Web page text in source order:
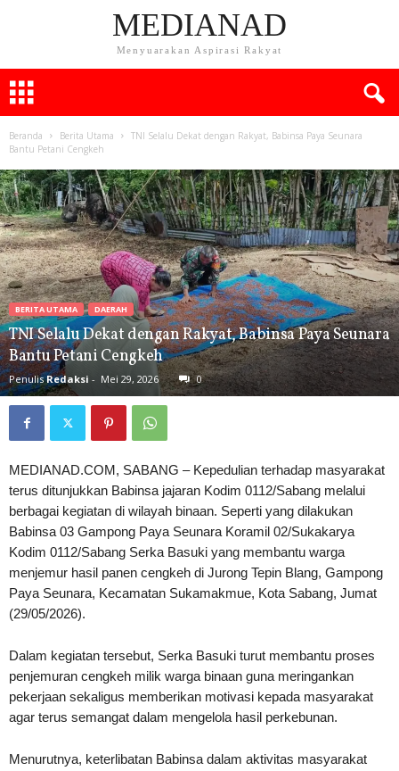
MEDIANAD
Menyuarakan Aspirasi Rakyat
Beranda Berita Utama
TNI Selalu Dekat dengan Rakyat, Babinsa Paya Seunara
Bantu Petani Cengkeh
BERITA UTAMA DAERAH
TNI Selalu Dekat dengan Rakyat, Babinsa Paya Seunara
Bantu Petani Cengkeh
Penulis Redaksi - Mei 29, 2026 0
MEDIANAD.COM, SABANG – Kepedulian terhadap masyarakat
terus ditunjukkan Babinsa jajaran Kodim 0112/Sabang melalui
berbagai kegiatan di wilayah binaan. Seperti yang dilakukan
Babinsa 03 Gampong Paya Seunara Koramil 02/Sukakarya
Kodim 0112/Sabang Serka Basuki yang membantu warga
menjemur hasil panen cengkeh di Jurong Tepin Blang, Gampong
Paya Seunara, Kecamatan Sukamakmue, Kota Sabang, Jumat
(29/05/2026).
Dalam kegiatan tersebut, Serka Basuki turut membantu proses
penjemuran cengkeh milik warga binaan guna meringankan
pekerjaan sekaligus memberikan motivasi kepada masyarakat
agar terus semangat dalam mengelola hasil perkebunan.
Menurutnya, keterlibatan Babinsa dalam aktivitas masyarakat